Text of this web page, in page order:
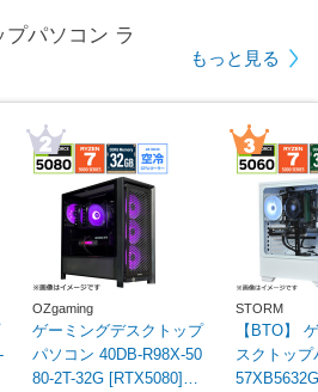
パソコン ラ
もっと見る
OZgaming
ゲーミングデスクトップ
パソコン 40DB-R98X-50
80-2T-32G [RTX5080]
STORM
【BTO】
スクトッ